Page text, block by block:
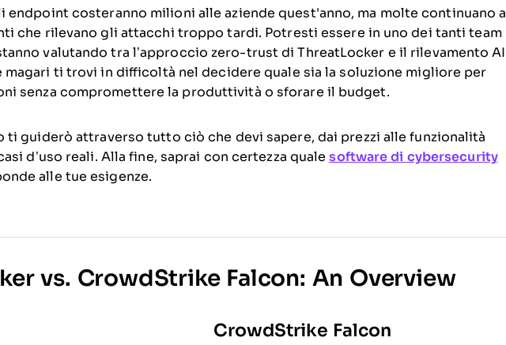
endpoint costeranno milioni alle aziende quest'anno, ma molte continuano a
che rilevano gli attacchi troppo tardi. Potresti essere in uno dei tanti team
valutando tra l’approccio zero-trust di ThreatLocker e il rilevamento AI
magari ti trovi in difficoltà nel decidere quale sia la soluzione migliore per
senza compromettere la produttività o sforare il budget.
ti guiderò attraverso tutto ciò che devi sapere, dai prezzi alle funzionalità
d’uso reali. Alla fine, saprai con certezza qualesoftware di cybersecurity
alle tue esigenze.
vs. CrowdStrike Falcon: An Overview
CrowdStrike Falcon